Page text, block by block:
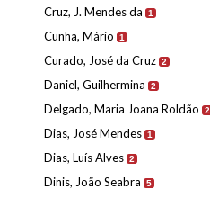
Cruz, J. Mendes da 1
Cunha, Mário 1
Curado, José da Cruz 2
Daniel, Guilhermina 2
Delgado, Maria Joana Roldão 2
Dias, José Mendes 1
Dias, Luís Alves 2
Dinis, João Seabra 5